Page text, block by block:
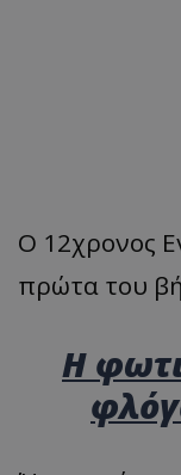
Ο 12χρονος
πρώτα του
Η